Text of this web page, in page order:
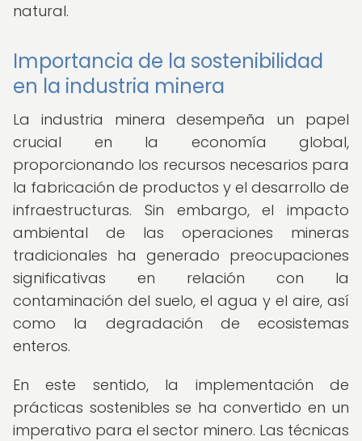
natural.
Importancia de la sostenibilidad
en la industria minera
La industria minera desempeña un papel
crucial en la economía global,
proporcionando los recursos necesarios para
la fabricación de productos y el desarrollo de
infraestructuras. Sin embargo, el impacto
ambiental de las operaciones mineras
tradicionales ha generado preocupaciones
significativas en relación con la
contaminación del suelo, el agua y el aire, así
como la degradación de ecosistemas
enteros.
En este sentido, la implementación de
prácticas sostenibles se ha convertido en un
imperativo para el sector minero. Las técnicas